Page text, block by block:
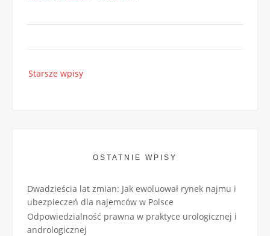
Nawigacja
Starsze wpisy
OSTATNIE WPISY
Dwadzieścia lat zmian: Jak ewoluował rynek najmu i
ubezpieczeń dla najemców w Polsce
Odpowiedzialność prawna w praktyce urologicznej i
andrologicznej